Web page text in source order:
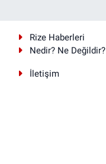
Rize Haberleri
Nedir? Ne Değildir?
İletişim